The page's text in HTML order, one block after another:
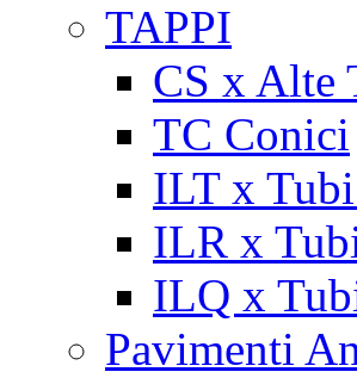
TAPPI
CS x Alte
TC Conici
ILT x
ILR x
ILQ x
Pavimenti